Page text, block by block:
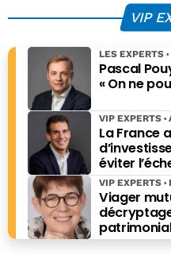
l’économie
palestinienne
VIP
Pascal
« On ne
LES EXPERTS
La France
éviter
échelle ?
VIP EXPERTS
Viager
VIP EXPERTS